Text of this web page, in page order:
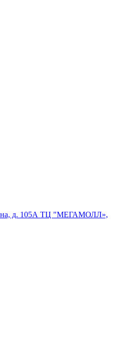
д. 105А ТЦ "МЕГАМОЛЛ»,